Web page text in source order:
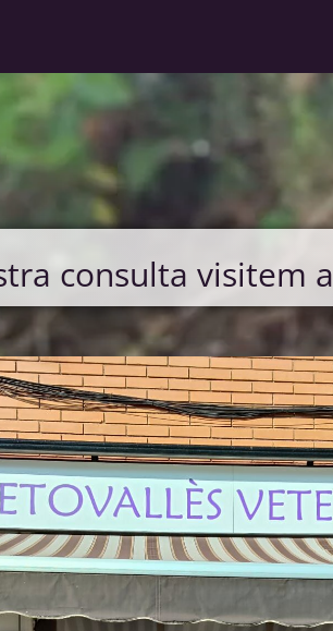
consulta visitem